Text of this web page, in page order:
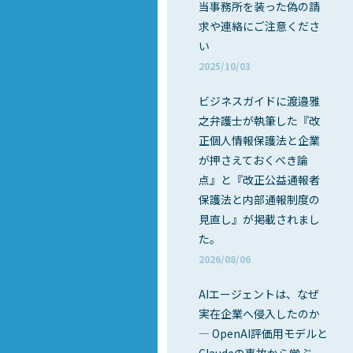
当事務所を装った偽の請
求や連絡にご注意くださ
い
2025/10/03
ビジネスガイドに渡邉雅
之弁護士が執筆した『改
正個人情報保護法と企業
が押さえておくべき論
点』と『改正公益通報者
保護法と内部通報制度の
見直し』が掲載されまし
た。
2026/08/06
AIエージェントは、なぜ
実在企業へ侵入したのか
― OpenAI評価用モデルと